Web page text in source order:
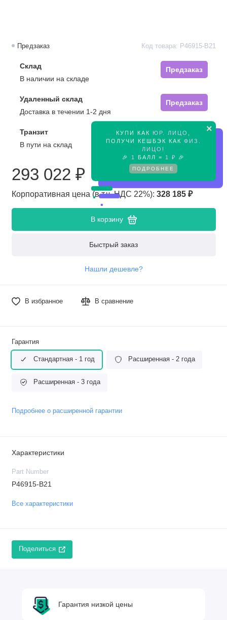
×
КУПИ КАК ЮР. ЛИЦО
ПОЛУЧИ КЕШБЭК КАК ФИЗ.
ЛИЦО !
🎉
1 БАЛЛ = 1 ₽ 🎉
ПОДРОБНЕЕ
Предзаказ Код товара: P46915-B21
Склад
Предзаказ
В наличии на складе
Удаленный склад
Предзаказ
Доставка в течении 1-2 дня
Транзит
Предзаказ
В пути на склад
293 022 ₽
Корпоративная цена (в т.ч. НДС 22%): 328 185 ₽
В корзину
Быстрый заказ
Нашли дешевле?
В избранное В сравнение
Гарантия
Стандартная - 1 год Расширенная - 2 года
Расширенная - 3 года
Подробнее о расширенной гарантии
Характеристики
Part Number
P46915-B21
Все характеристики
Поделиться
Гарантия низкой цены